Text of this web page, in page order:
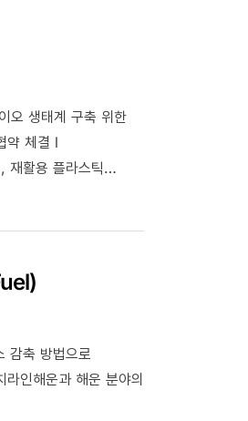
오 생태계 구축 위한
약 체결 l
재활용 플라스틱
감축 방법으로
인해운과 해운 분야의